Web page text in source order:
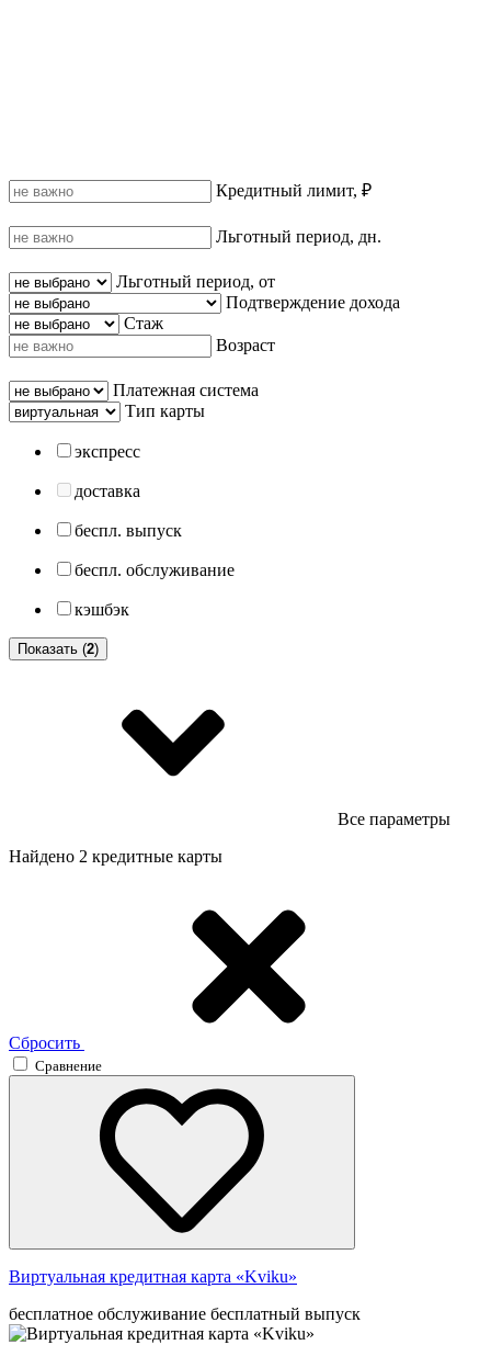
Кредитный лимит, ₽
Льготный период, дн.
Льготный период, от
Подтверждение дохода
Стаж
Возраст
Платежная система
Тип карты
экспресс
доставка
беспл. выпуск
беспл. обслуживание
кэшбэк
Показать (2)
Все параметры
Найдено 2 кредитные карты
Сбросить
Сравнение
Виртуальная кредитная карта «Kviku»
бесплатное обслуживание бесплатный выпуск